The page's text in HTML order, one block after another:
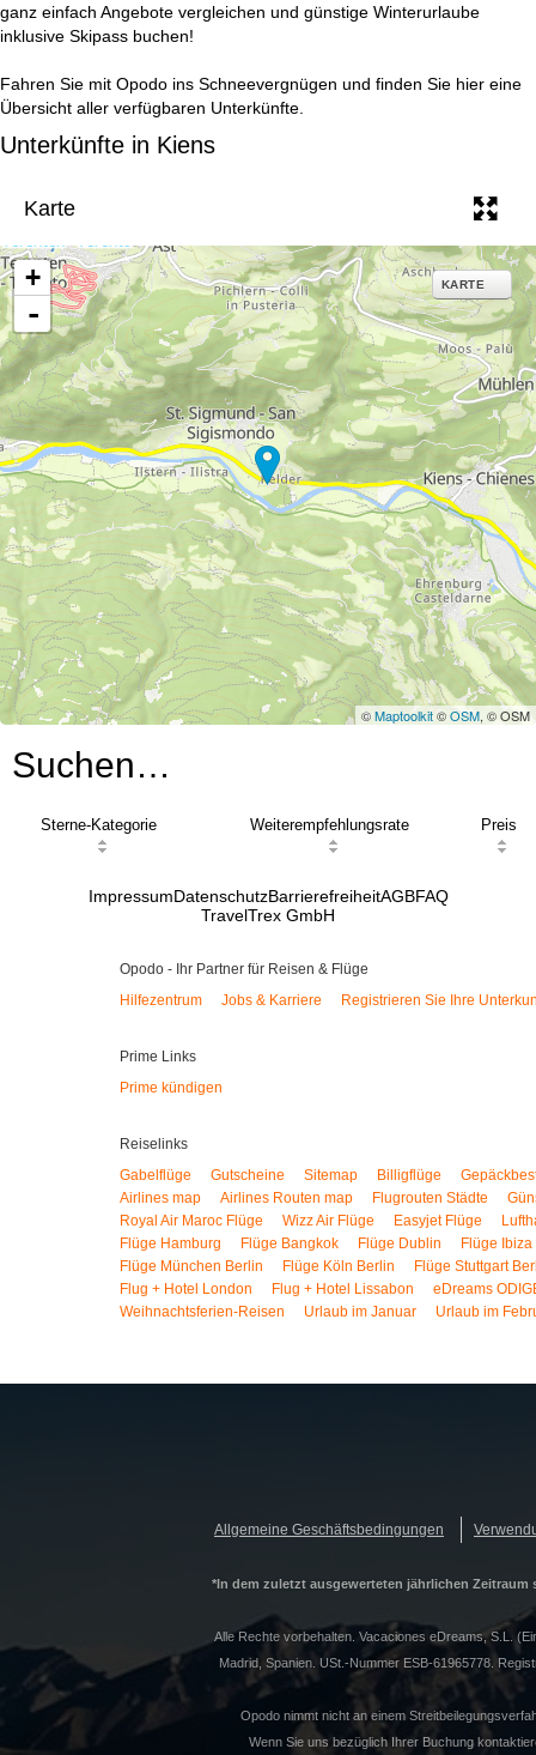
e
t
ganz einfach Angebote vergleichen und günstige Winterurlaube
inklusive Skipass buchen!
Fahren Sie mit Opodo ins Schneevergnügen und finden Sie hier eine
Übersicht aller verfügbaren Unterkünfte.
Unterkünfte in Kiens
Karte
+
-
KARTE
©Maptoolkit©OSM, © OSM
Suchen…
Sterne-Kategorie Weiterempfehlungsrate Preis
ImpressumDatenschutzBarrierefreiheitAGBFAQ
TravelTrex GmbH